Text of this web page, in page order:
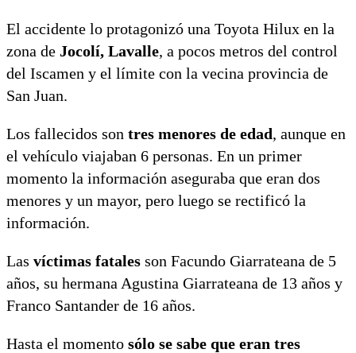
El accidente lo protagonizó una Toyota Hilux en la
zona de Jocolí, Lavalle, a pocos metros del control
del Iscamen y el límite con la vecina provincia de
San Juan.
Los fallecidos son tres menores de edad, aunque en
el vehículo viajaban 6 personas. En un primer
momento la información aseguraba que eran dos
menores y un mayor, pero luego se rectificó la
información.
Las víctimas fatales son Facundo Giarrateana de 5
años, su hermana Agustina Giarrateana de 13 años y
Franco Santander de 16 años.
Hasta el momento sólo se sabe que eran tres